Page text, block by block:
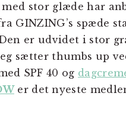
med stor glæde har
GINZING’s spæde
er udvidet i stor
sætter thumbs up
SPF 40 og
er det nyeste